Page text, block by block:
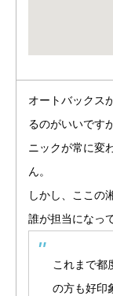
オートバックス
るのがいいです
ニックが常に変
ん。
しかし、ここの
誰が担当になっ
これまで都
の方も好印